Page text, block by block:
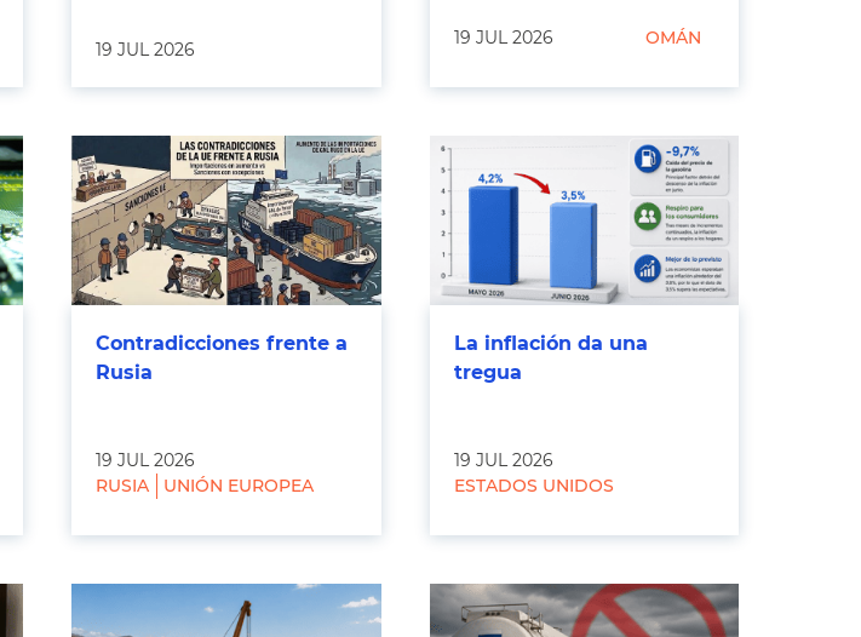
19 JUL 2026
19 JUL 2026 OMÁN
Contradicciones frente a
Rusia
19 JUL 2026
RUSIA
UNIÓN EUROPEA
La inflación da una
tregua
19 JUL 2026
ESTADOS UNIDOS